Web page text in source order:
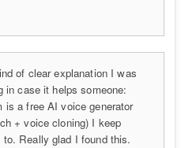
of clear explanation I was
in case it helps someone:
is a free AI voice generator
+ voice cloning) I keep
Really glad I found this.